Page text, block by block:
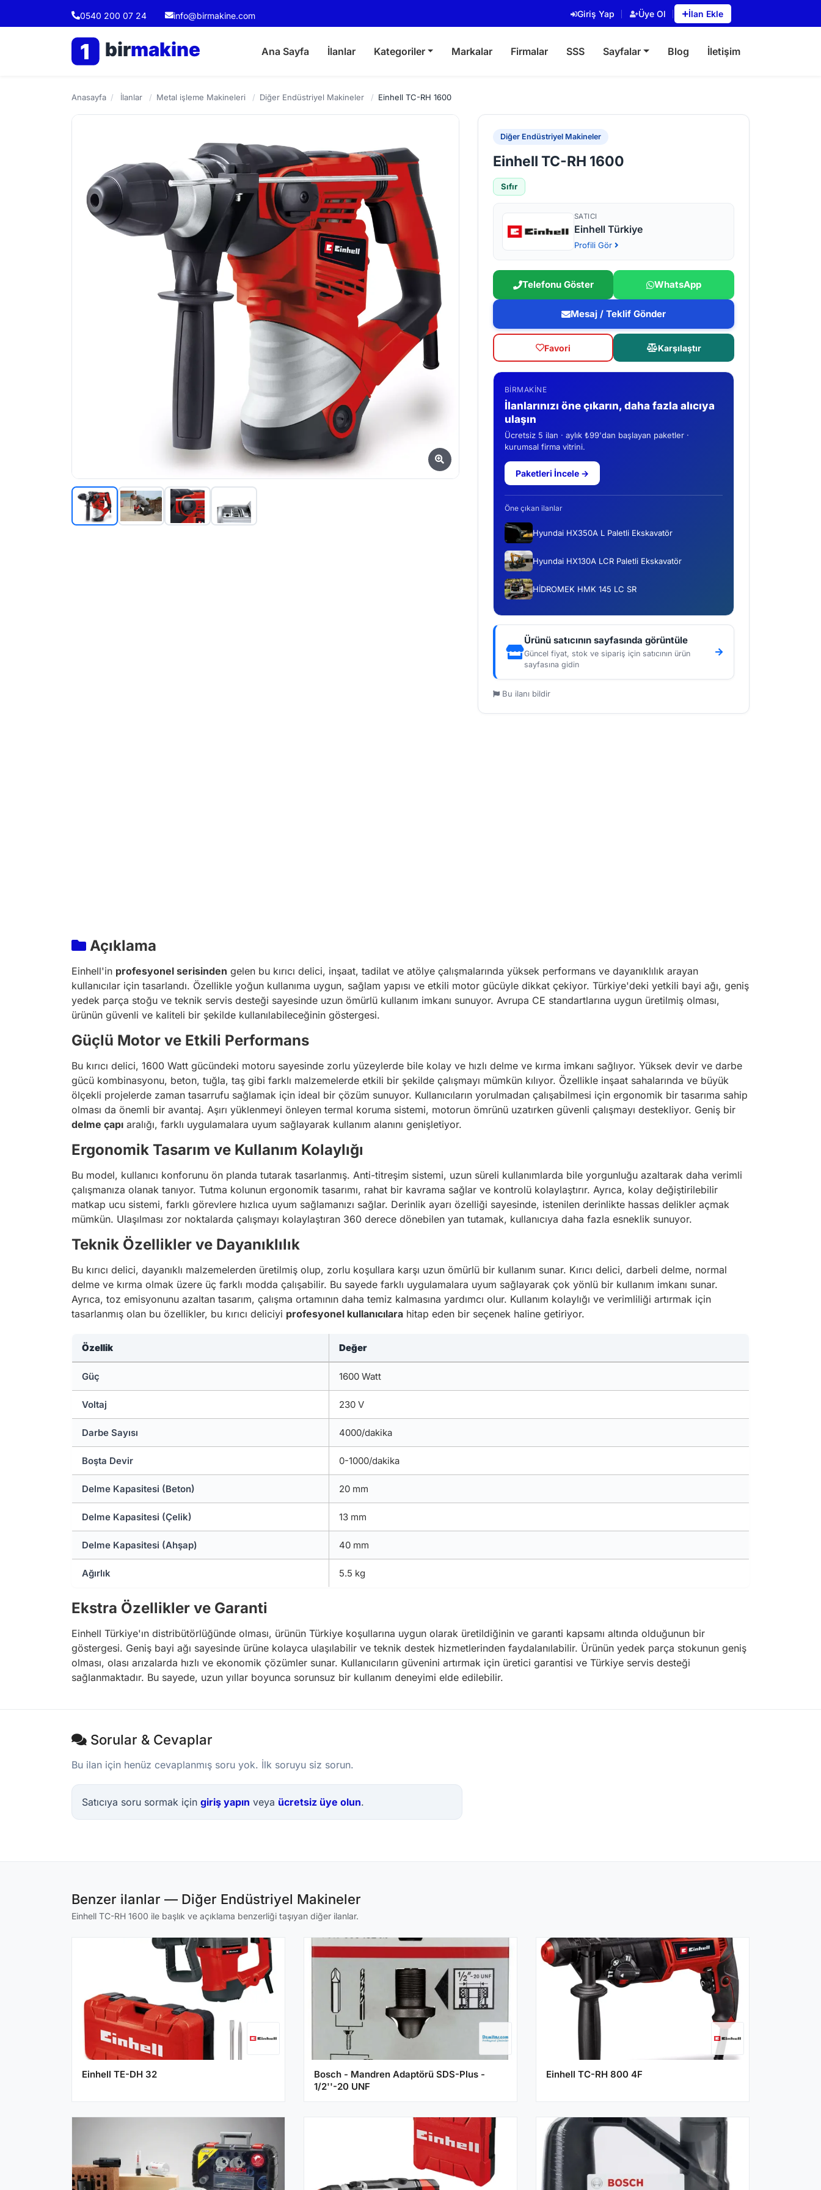
0540 200 07 24 info@birmakine.com Giriş Yap Üye Ol İlan Ekle
1 birmakine Ana Sayfa İlanlar Kategoriler Markalar Firmalar SSS Sayfalar Blog İletişim
Anasayfa / İlanlar / Metal işleme Makineleri / Diğer Endüstriyel Makineler / Einhell TC-RH 1600
Diğer Endüstriyel Makineler
Einhell TC-RH 1600
Sıfır
SATICI
Einhell Türkiye
Profili Gör
Telefonu Göster WhatsApp
Mesaj / Teklif Gönder
Favori Karşılaştır
BIRMAKINE
İlanlarınızı öne çıkarın, daha fazla alıcıya
ulaşın
Ücretsiz 5 ilan · aylık ₺99'dan başlayan paketler ·
kurumsal firma vitrini.
Paketleri İncele →
Öne çıkan ilanlar
Hyundai HX350A L Paletli Ekskavatör
Hyundai HX130A LCR Paletli Ekskavatör
HİDROMEK HMK 145 LC SR
Ürünü satıcının sayfasında görüntüle
Güncel fiyat, stok ve sipariş için satıcının ürün
sayfasına gidin
Bu ilanı bildir
Açıklama
Einhell'in profesyonel serisinden gelen bu kırıcı delici, inşaat, tadilat ve atölye çalışmalarında yüksek performans ve dayanıklılık arayan
kullanıcılar için tasarlandı. Özellikle yoğun kullanıma uygun, sağlam yapısı ve etkili motor gücüyle dikkat çekiyor. Türkiye'deki yetkili bayi ağı, geniş
yedek parça stoğu ve teknik servis desteği sayesinde uzun ömürlü kullanım imkanı sunuyor. Avrupa CE standartlarına uygun üretilmiş olması,
ürünün güvenli ve kaliteli bir şekilde kullanılabileceğinin göstergesi.
Güçlü Motor ve Etkili Performans
Bu kırıcı delici, 1600 Watt gücündeki motoru sayesinde zorlu yüzeylerde bile kolay ve hızlı delme ve kırma imkanı sağlıyor. Yüksek devir ve darbe
gücü kombinasyonu, beton, tuğla, taş gibi farklı malzemelerde etkili bir şekilde çalışmayı mümkün kılıyor. Özellikle inşaat sahalarında ve büyük
ölçekli projelerde zaman tasarrufu sağlamak için ideal bir çözüm sunuyor. Kullanıcıların yorulmadan çalışabilmesi için ergonomik bir tasarıma sahip
olması da önemli bir avantaj. Aşırı yüklenmeyi önleyen termal koruma sistemi, motorun ömrünü uzatırken güvenli çalışmayı destekliyor. Geniş bir
delme çapı aralığı, farklı uygulamalara uyum sağlayarak kullanım alanını genişletiyor.
Ergonomik Tasarım ve Kullanım Kolaylığı
Bu model, kullanıcı konforunu ön planda tutarak tasarlanmış. Anti-titreşim sistemi, uzun süreli kullanımlarda bile yorgunluğu azaltarak daha verimli
çalışmanıza olanak tanıyor. Tutma kolunun ergonomik tasarımı, rahat bir kavrama sağlar ve kontrolü kolaylaştırır. Ayrıca, kolay değiştirilebilir
matkap ucu sistemi, farklı görevlere hızlıca uyum sağlamanızı sağlar. Derinlik ayarı özelliği sayesinde, istenilen derinlikte hassas delikler açmak
mümkün. Ulaşılması zor noktalarda çalışmayı kolaylaştıran 360 derece dönebilen yan tutamak, kullanıcıya daha fazla esneklik sunuyor.
Teknik Özellikler ve Dayanıklılık
Bu kırıcı delici, dayanıklı malzemelerden üretilmiş olup, zorlu koşullara karşı uzun ömürlü bir kullanım sunar. Kırıcı delici, darbeli delme, normal
delme ve kırma olmak üzere üç farklı modda çalışabilir. Bu sayede farklı uygulamalara uyum sağlayarak çok yönlü bir kullanım imkanı sunar.
Ayrıca, toz emisyonunu azaltan tasarım, çalışma ortamının daha temiz kalmasına yardımcı olur. Kullanım kolaylığı ve verimliliği artırmak için
tasarlanmış olan bu özellikler, bu kırıcı deliciyi profesyonel kullanıcılara hitap eden bir seçenek haline getiriyor.
Özellik Değer
Güç 1600 Watt
Voltaj 230 V
Darbe Sayısı 4000/dakika
Boşta Devir 0-1000/dakika
Delme Kapasitesi (Beton) 20 mm
Delme Kapasitesi (Çelik) 13 mm
Delme Kapasitesi (Ahşap) 40 mm
Ağırlık 5.5 kg
Ekstra Özellikler ve Garanti
Einhell Türkiye'ın distribütörlüğünde olması, ürünün Türkiye koşullarına uygun olarak üretildiğinin ve garanti kapsamı altında olduğunun bir
göstergesi. Geniş bayi ağı sayesinde ürüne kolayca ulaşılabilir ve teknik destek hizmetlerinden faydalanılabilir. Ürünün yedek parça stokunun geniş
olması, olası arızalarda hızlı ve ekonomik çözümler sunar. Kullanıcıların güvenini artırmak için üretici garantisi ve Türkiye servis desteği
sağlanmaktadır. Bu sayede, uzun yıllar boyunca sorunsuz bir kullanım deneyimi elde edilebilir.
Sorular & Cevaplar
Bu ilan için henüz cevaplanmış soru yok. İlk soruyu siz sorun.
Satıcıya soru sormak için giriş yapın veya ücretsiz üye olun.
Benzer ilanlar — Diğer Endüstriyel Makineler
Einhell TC-RH 1600 ile başlık ve açıklama benzerliği taşıyan diğer ilanlar.
Einhell TE-DH 32
Bosch - Mandren Adaptörü SDS-Plus -
1/2''-20 UNF
Einhell TC-RH 800 4F